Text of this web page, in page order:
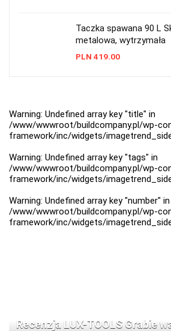
Taczka spawana 90 L
metalowa, wytrzymała
PLN 419.00
Warning: Undefined array key "title" in
/www/wwwroot/buildcompany.pl/wp-
framework/inc/widgets/
Warning: Undefined array key "tags" in
/www/wwwroot/buildcompany.pl/wp-
framework/inc/widgets/
Warning: Undefined array key "number" in
/www/wwwroot/buildcompany.pl/wp-
framework/inc/widgets/
Recenzja LUX-TOOLS Grabie